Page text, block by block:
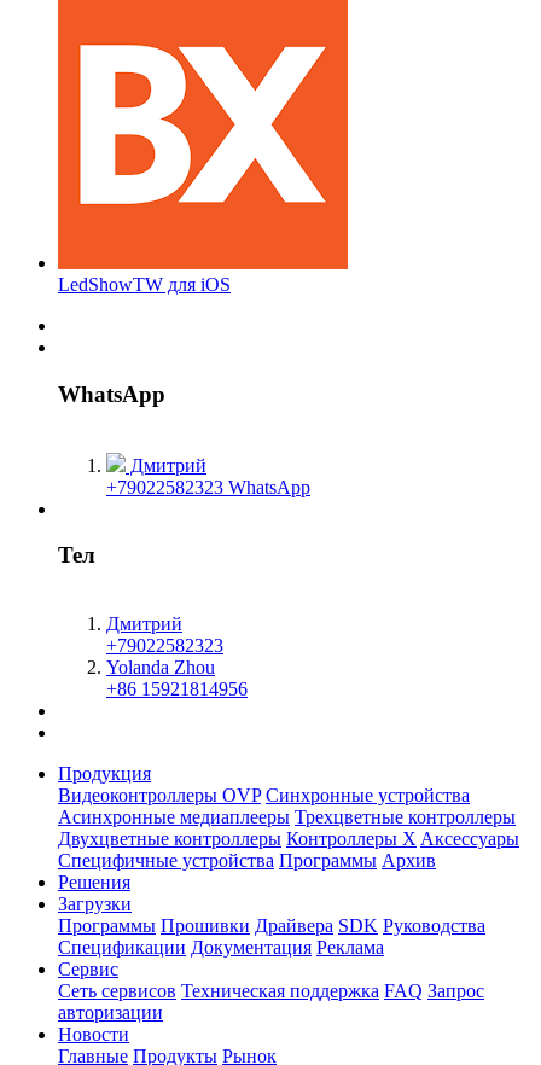
LedShowTW для iOS
WhatsApp
Дмитрий
+79022582323 WhatsApp
Тел
Дмитрий
+79022582323
Yolanda Zhou
+86 15921814956
Продукция
Видеоконтроллеры OVP Синхронные устройства
Асинхронные медиаплееры Трехцветные контроллеры
Двухцветные контроллеры Контроллеры X Aксессуары
Специфичные устройства Программы Архив
Решения
Загрузки
Программы Прошивки Драйвера SDK Руководства
Спецификации Документация Реклама
Сервис
Сеть сервисов Техническая поддержка FAQ Запрос
авторизации
Новости
Главные Продукты Рынок